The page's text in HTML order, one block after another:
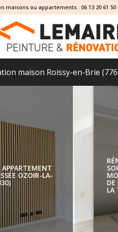
maisons ou appartements : 06 13 20 61 50
maison Roissy-en-Brie
OZOIR-LA-